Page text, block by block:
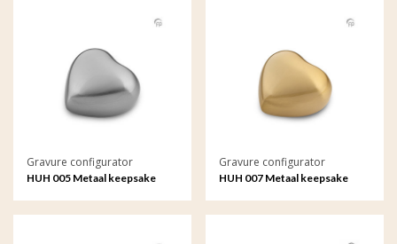
Gravure configurator
HUH 005 Metaal keepsake
Gravure configurator
HUH 007 Metaal keepsake